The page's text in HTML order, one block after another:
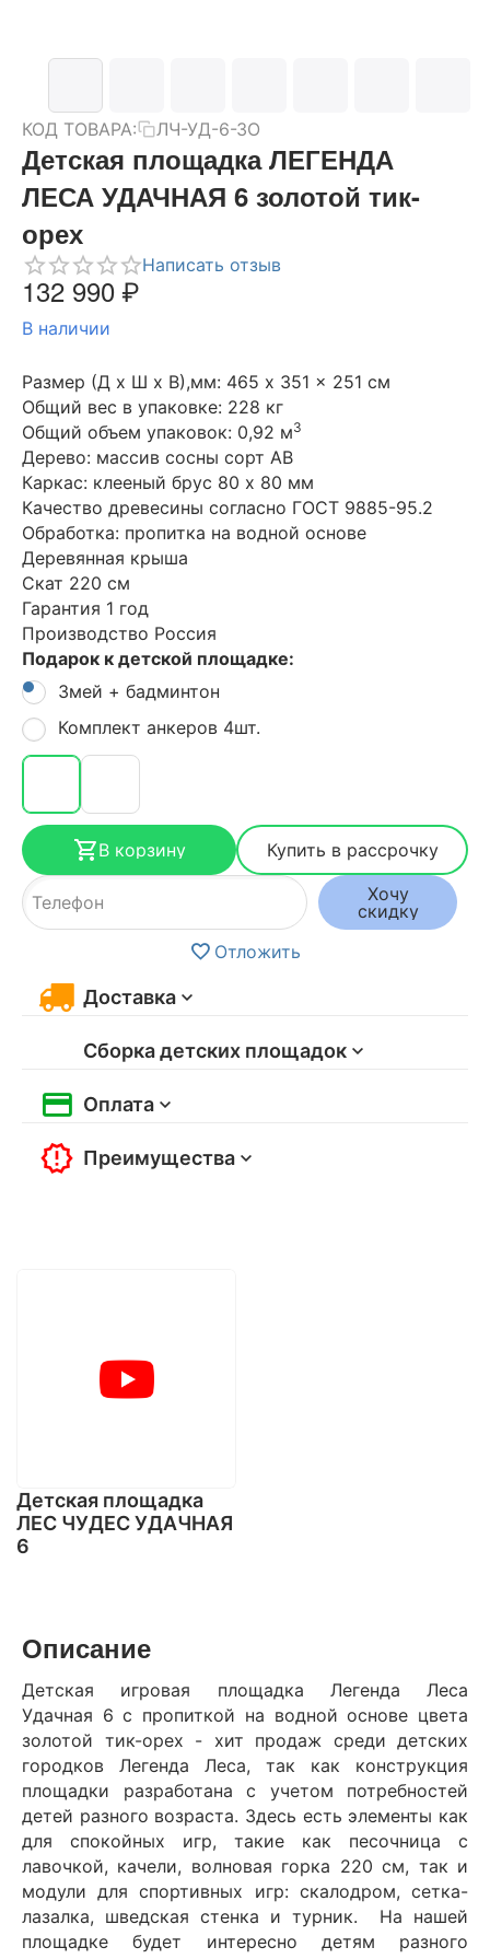
КОД ТОВАРА: ЛЧ-УД-6-ЗО
Детская площадка ЛЕГЕНДА
ЛЕСА УДАЧНАЯ 6 золотой тик-
орех
Написать отзыв
132 990₽
В наличии
Размер (Д х Ш х В),мм: 465 x 351 x 251 см
Общий вес в упаковке: 228 кг
Общий объем упаковок: 0,92 м3
Дерево: массив сосны сорт АВ
Каркас: клееный брус 80 х 80 мм
Качество древесины согласно ГОСТ 9885-95.2
Обработка: пропитка на водной основе
Деревянная крыша
Скат 220 см
Гарантия 1 год
Производство Россия
Подарок к детской площадке:
Змей + бадминтон
Комплект анкеров 4шт.
В корзину
Купить в рассрочку
Хочу
скидку
Отложить
Доставка
Сборка детских площадок
Оплата
Преимущества
Детская площадка
ЛЕС ЧУДЕС УДАЧНАЯ
6
Описание
Детская игровая площадка Легенда Леса
Удачная 6 с пропиткой на водной основе цвета
золотой тик-орех - хит продаж среди детских
городков Легенда Леса, так как конструкция
площадки разработана с учетом потребностей
детей разного возраста. Здесь есть элементы как
для спокойных игр, такие как песочница с
лавочкой, качели, волновая горка 220 см, так и
модули для спортивных игр: скалодром, сетка-
лазалка, шведская стенка и турник. На нашей
площадке будет интересно детям разного